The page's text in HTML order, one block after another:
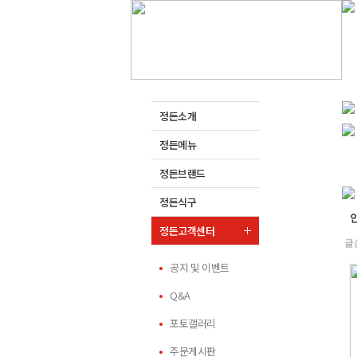
정든소개
정든메뉴
정든브랜드
정든식구
정든고객센터
공지 및 이벤트
Q&A
포토갤러리
주문게시판
글